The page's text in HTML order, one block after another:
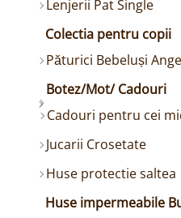
Lenjerii Pat Single
Colectia pentru copii
Păturici Bebeluși
Botez/Mot/ Cadouri
Cadouri pentru cei
Jucarii Crosetate
Huse protectie saltea
Huse impermeabile